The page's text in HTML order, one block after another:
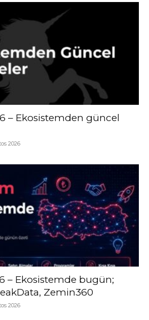
– Ekosistemden güncel
2026
– Ekosistemde bugün;
Zemin360
2026